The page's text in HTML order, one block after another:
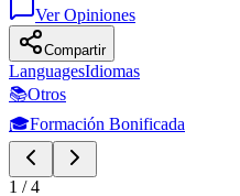
Ver Opiniones
Compartir
LanguagesIdiomas
📚Otros
🎓Formación Bonificada
1 /4